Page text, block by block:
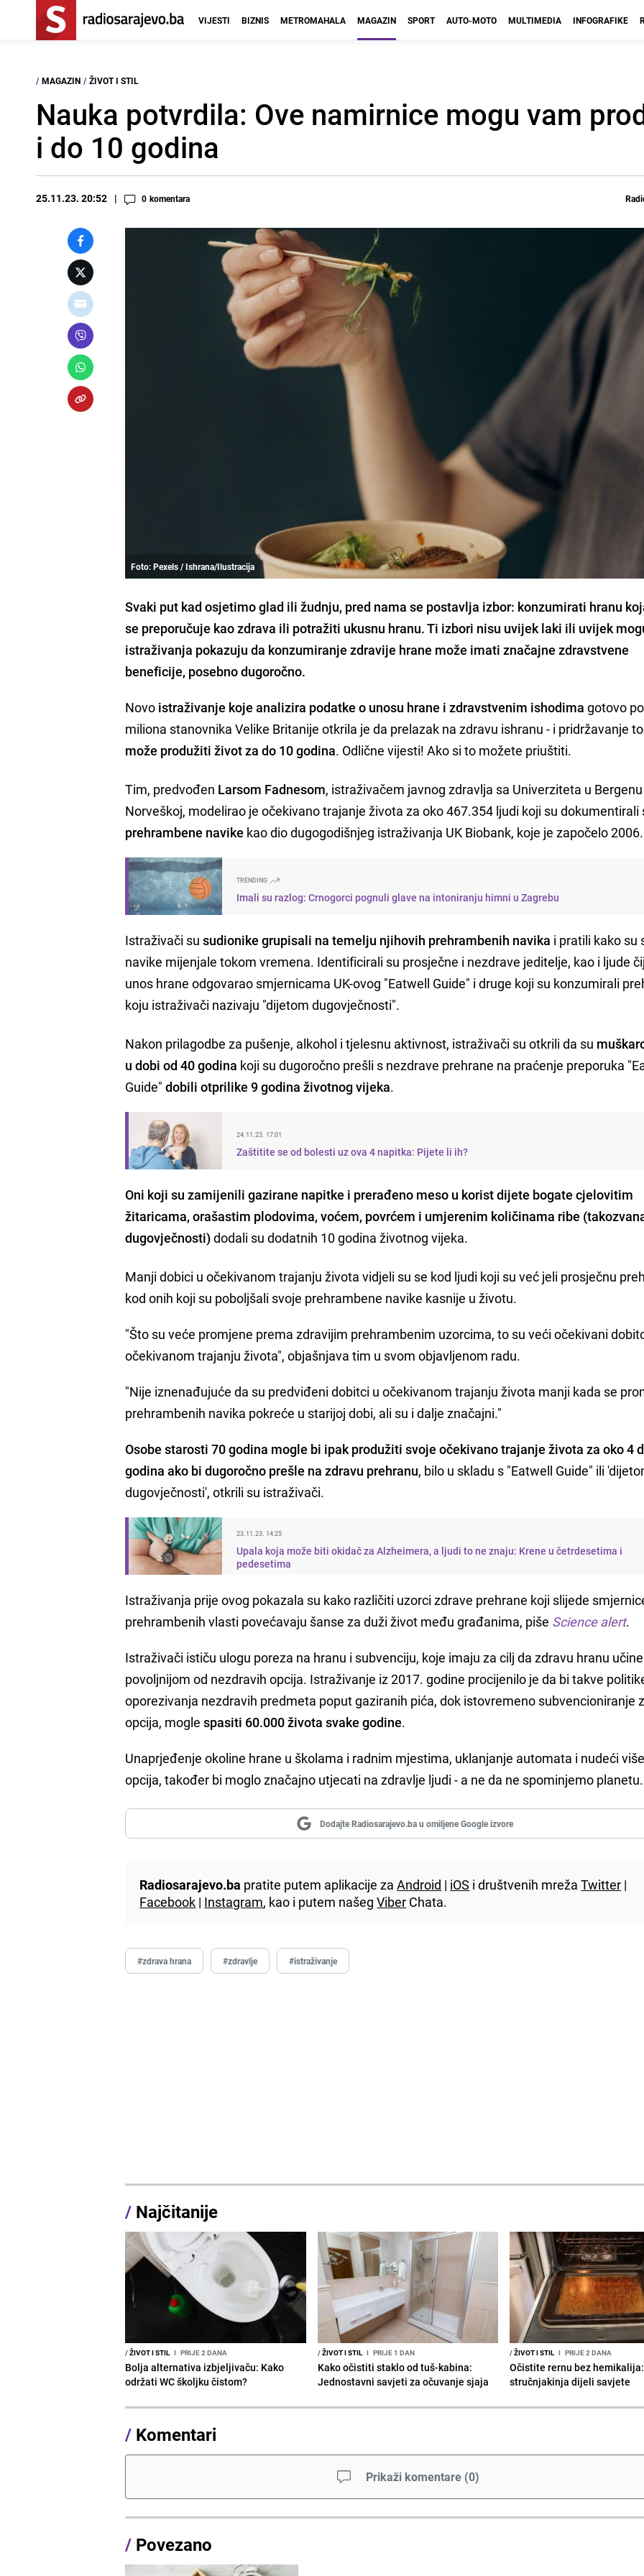
VIJESTI BIZNIS METROMAHALA MAGAZIN SPORT AUTO-MOTO MULTIMEDIA INFOGRAFIKE
/ MAGAZIN / ŽIVOT I STIL
Nauka potvrdila: Ove namirnice mogu vam
i do 10 godina
25.11.23. 20:52 0 komentara
Foto: Pexels / Ishrana/Ilustracija
Svaki put kad osjetimo glad ili žudnju, pred nama se postavlja izbor: konzumirati hranu
se preporučuje kao zdrava ili potražiti ukusnu hranu. Ti izbori nisu uvijek laki ili uvijek
istraživanja pokazuju da konzumiranje zdravije hrane može imati značajne zdravstvene
beneficije, posebno dugoročno.
Novo istraživanje koje analizira podatke o unosu hrane i zdravstvenim ishodima gotovo
miliona stanovnika Velike Britanije otkrila je da prelazak na zdravu ishranu - i pridržavanje
može produžiti život za do 10 godina. Odlične vijesti! Ako si to možete priuštiti.
Tim, predvođen Larsom Fadnesom, istraživačem javnog zdravlja sa Univerziteta u
Norveškoj, modelirao je očekivano trajanje života za oko 467.354 ljudi koji su dokumentirali
prehrambene navike kao dio dugogodišnjeg istraživanja UK Biobank, koje je započelo
TRENDING
Imali su razlog: Crnogorci pognuli glave na intoniranju himni u Zagrebu
Istraživači susudionike grupisali na temelju njihovih prehrambenih navika i pratili kako su
navike mijenjale tokom vremena. Identificirali su prosječne i nezdrave jeditelje, kao i ljude
unos hrane odgovarao smjernicama UK-ovog "Eatwell Guide" i druge koji su konzumirali
koju istraživači nazivaju "dijetom dugovječnosti".
Nakon prilagodbe za pušenje, alkohol i tjelesnu aktivnost, istraživači su otkrili da su
u dobi od 40 godina koji su dugoročno prešli s nezdrave prehrane na praćenje preporuka
Guide"dobili otprilike 9 godina životnog vijeka.
24.11.23. 17:01
Zaštitite se od bolesti uz ova 4 napitka: Pijete li ih?
Oni koji su zamijenili gazirane napitke i prerađeno meso u korist dijete bogate cjelovitim
žitaricama, orašastim plodovima, voćem, povrćem i umjerenim količinama ribe
dugovječnosti)dodali su dodatnih 10 godina životnog vijeka.
Manji dobici u očekivanom trajanju života vidjeli su se kod ljudi koji su već jeli prosječnu
kod onih koji su poboljšali svoje prehrambene navike kasnije u životu.
"Što su veće promjene prema zdravijim prehrambenim uzorcima, to su veći očekivani
očekivanom trajanju života", objašnjava tim u svom objavljenom radu.
"Nije iznenađujuće da su predviđeni dobitci u očekivanom trajanju života manji kada se
prehrambenih navika pokreće u starijoj dobi, ali su i dalje značajni."
Osobe starosti 70 godina mogle bi ipak produžiti svoje očekivano trajanje života za oko 4
godina ako bi dugoročno prešle na zdravu prehranu, bilo u skladu s "Eatwell Guide" ili
dugovječnosti', otkrili su istraživači.
23.11.23. 14:25
Upala koja može biti okidač za Alzheimera, a ljudi to ne znaju: Krene u četrdesetima i
pedesetima
Istraživanja prije ovog pokazala su kako različiti uzorci zdrave prehrane koji slijede
prehrambenih vlasti povećavaju šanse za duži život među građanima, piše Science alert.
Istraživači ističu ulogu poreza na hranu i subvenciju, koje imaju za cilj da zdravu hranu učine
povoljnijom od nezdravih opcija. Istraživanje iz 2017. godine procijenilo je da bi takve
oporezivanja nezdravih predmeta poput gaziranih pića, dok istovremeno subvencioniranje
opcija, moglespasiti 60.000 života svake godine.
Unaprjeđenje okoline hrane u školama i radnim mjestima, uklanjanje automata i nudeći
opcija, također bi moglo značajno utjecati na zdravlje ljudi - a ne da ne spominjemo planetu.
Dodajte Radiosarajevo.ba u omiljene Google izvore
Radiosarajevo.ba pratite putem aplikacije zaAndroid | iOS i društvenih mrežaTwitter |
Facebook | Instagram, kao i putem našegViber Chata.
#zdrava hrana #zdravlje #istraživanje
/ Najčitanije
/ŽIVOT I STIL I PRIJE 2 DANA
Bolja alternativa izbjeljivaču: Kako
održati WC školjku čistom?
/ŽIVOT I STIL I PRIJE 1 DAN
Kako očistiti staklo od tuš-kabina:
Jednostavni savjeti za očuvanje sjaja
/ŽIVOT I STIL I PRIJE 2 DANA
Očistite rernu bez
stručnjakinja dijeli savjete
/ Komentari
Prikaži komentare (0)
/ Povezano